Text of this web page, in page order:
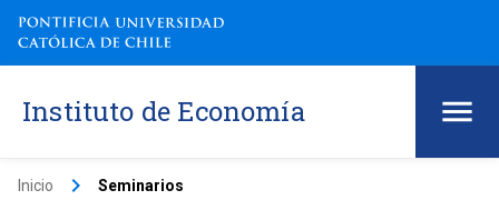
Instituto de Economía
Inicio keyboard_arrow_right Seminarios